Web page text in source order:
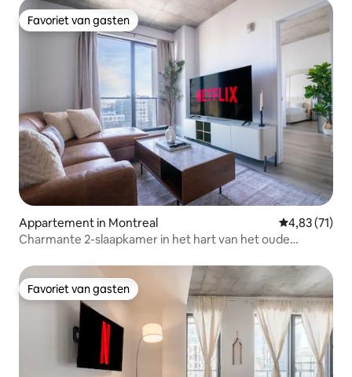
Favoriet van gasten
Favoriet van gasten
Appartement in Montreal Gemiddelde
4,83 (71)
Charmante 2-slaapkamer in het hart van het oude
Favoriet van gasten
Favoriet van gasten